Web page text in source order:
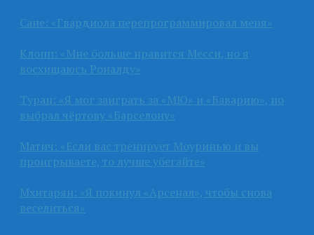
Сане: «Гвардиола перепрограммировал меня»
Клопп: «Мне больше нравится Месси, но я
восхищаюсь Роналду»
Туран: «Я мог заиграть за «МЮ» и «Баварию», но
выбрал чёртову «Барселону»
Матич: «Если вас тренирует Моуринью и вы
проигрываете, то лучше убегайте»
Мхитарян: «Я покинул «Арсенал», чтобы снова
веселиться»